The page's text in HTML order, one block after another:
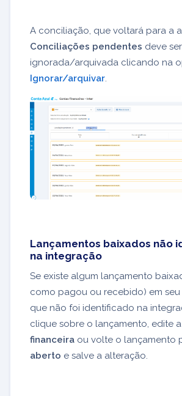
A conciliação, que voltará para a
Conciliações pendentes deve ser
ignorada/arquivada clicando na
Ignorar/arquivar
Lançamentos baixados não
na integração
Se existe algum lançamento
como pagou ou recebido) em seu
que não foi identificado na
clique sobre o lançamento, edite a
financeira ou volte o lançamento
aberto e salve a alteração.